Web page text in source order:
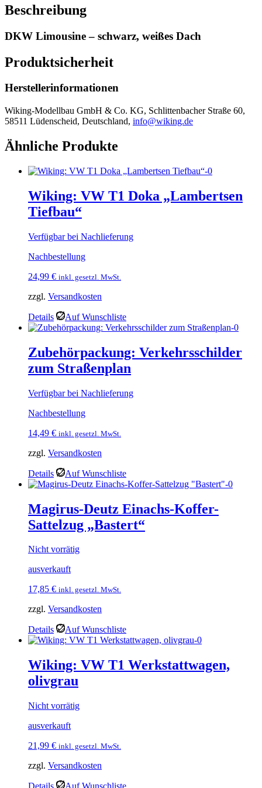
Beschreibung
DKW Limousine – schwarz, weißes Dach
Produktsicherheit
Herstellerinformationen
Wiking-Modellbau GmbH & Co. KG, Schlittenbacher Straße 60,
58511 Lüdenscheid, Deutschland, info@wiking.de
Ähnliche Produkte
Wiking: VW T1 Doka „Lambertsen
Tiefbau“
Verfügbar bei Nachlieferung
Nachbestellung
24,99 € inkl. gesetzl. MwSt.
zzgl. Versandkosten
Details Auf Wunschliste
Zubehörpackung: Verkehrsschilder
zum Straßenplan
Verfügbar bei Nachlieferung
Nachbestellung
14,49 € inkl. gesetzl. MwSt.
zzgl. Versandkosten
Details Auf Wunschliste
Magirus-Deutz Einachs-Koffer-
Sattelzug „Bastert“
Nicht vorrätig
ausverkauft
17,85 € inkl. gesetzl. MwSt.
zzgl. Versandkosten
Details Auf Wunschliste
Wiking: VW T1 Werkstattwagen,
olivgrau
Nicht vorrätig
ausverkauft
21,99 € inkl. gesetzl. MwSt.
zzgl. Versandkosten